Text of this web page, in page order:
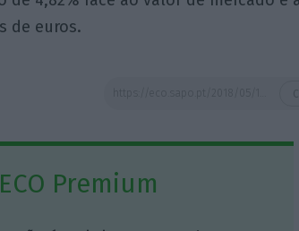
de euros.
Premium